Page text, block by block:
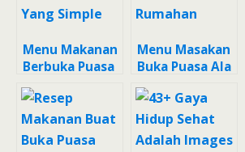
Menu Makanan
Berbuka Puasa
Yang Simple
Menu Masakan
Buka Puasa Ala
Rumahan